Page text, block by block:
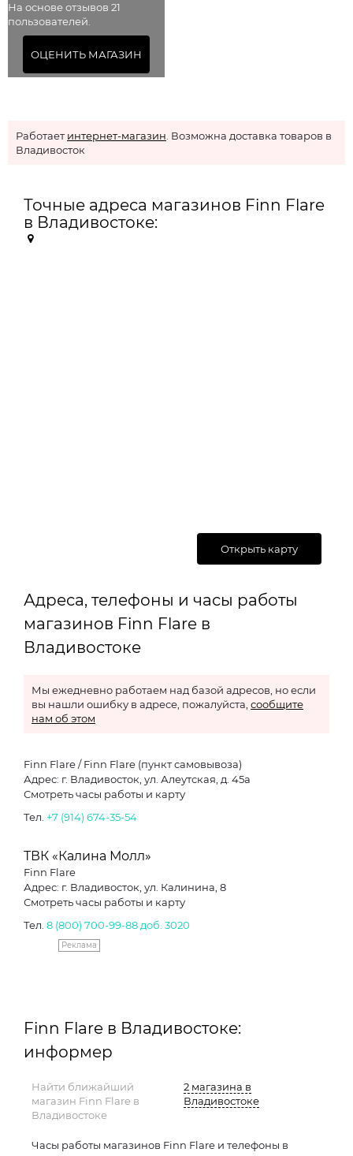
На основе отзывов 21
пользователей.
ОЦЕНИТЬ МАГАЗИН
Работаетинтернет-магазин . Возможна доставка товаров в
Владивосток
Точные адреса магазинов Finn Flare
в Владивостоке:
Открыть карту
Адреса, телефоны и часы работы
магазинов Finn Flare в
Владивостоке
Мы ежедневно работаем над базой адресов, но если
вы нашли ошибку в адресе, пожалуйста, сообщите
нам об этом
Finn Flare / Finn Flare (пункт самовывоза)
Адрес: г. Владивосток, ул. Алеутская, д. 45а
Смотреть часы работы и карту
Тел. +7 (914) 674-35-54
ТВК «Калина Молл»
Finn Flare
Адрес: г. Владивосток, ул. Калинина, 8
Смотреть часы работы и карту
Тел. 8 (800) 700-99-88 доб. 3020
Реклама
Finn Flare в Владивостоке:
информер
Найти ближайший
магазин Finn Flare в
Владивостоке
2 магазина в
Владивостоке
Часы работы магазинов Finn Flare и телефоны в